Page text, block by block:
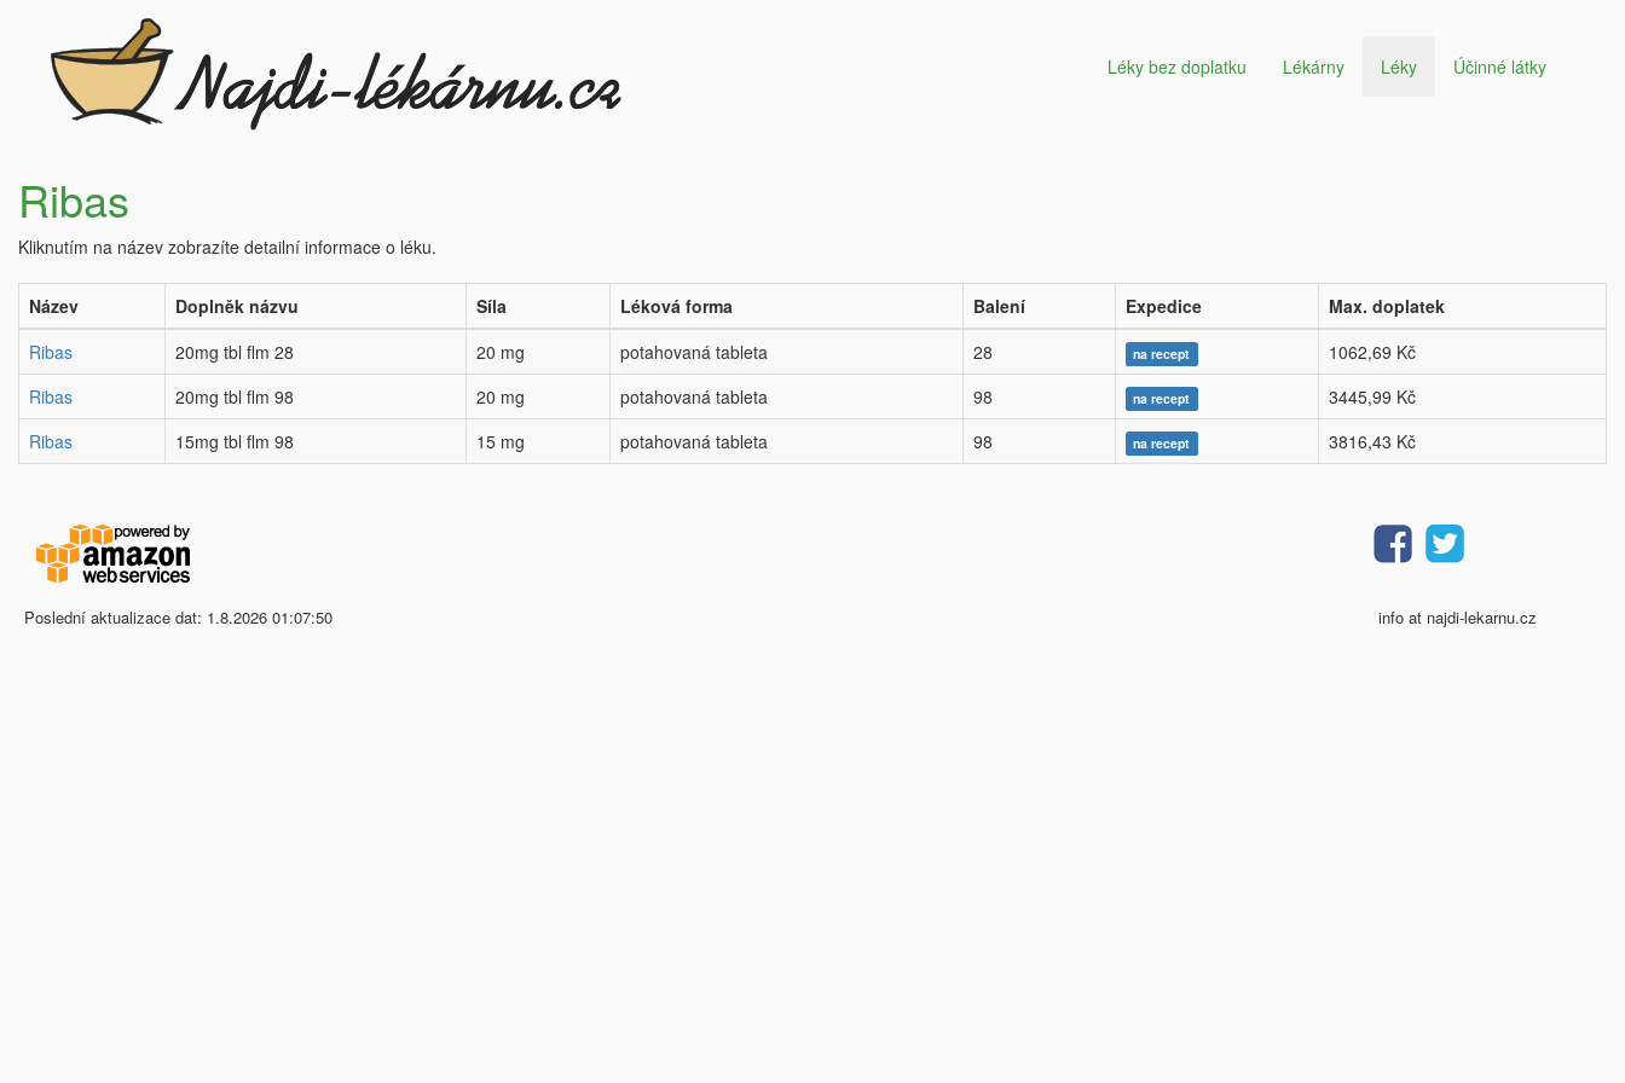
Léky bez doplatku Lékárny Léky Účinné látky
Ribas
Kliknutím na název zobrazíte detailní informace o léku.
Název Doplněk názvu Síla Léková forma Balení Expedice
Max. doplatek
Ribas
20mg tbl flm 28 20 mg potahovaná tableta 28 na recept
1062,69 Kč
Ribas
20mg tbl flm 98 20 mg potahovaná tableta 98 na recept
3445,99 Kč
Ribas
15mg tbl flm 98 15 mg potahovaná tableta 98 na recept 3816,43 Kč
Poslední aktualizace dat: 1.8.2026 01:07:50 info at najdi-lekarnu.cz